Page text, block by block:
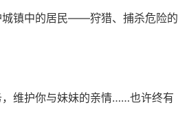
城镇中的居民——狩猎、捕杀危险的
维护你与妹妹的亲情……也许终有